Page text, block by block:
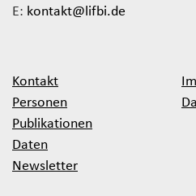
E: kontakt@lifbi.de
Kontakt
Personen
Publikationen
Daten
Newsletter